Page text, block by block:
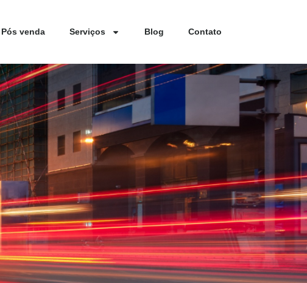
Pós venda Serviços Blog Contato